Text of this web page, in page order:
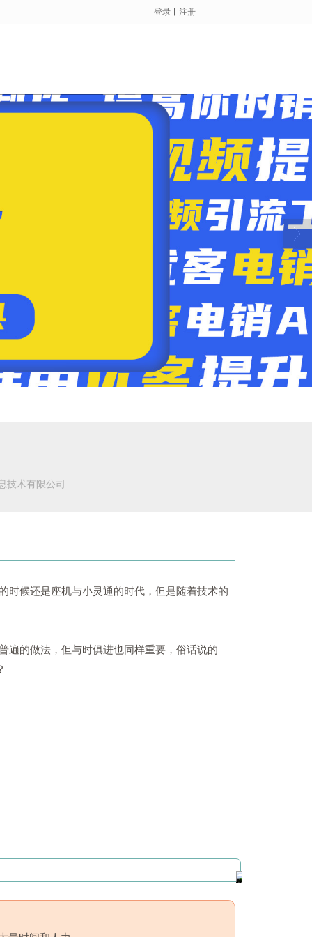
登录 注册
技术有限公司
时候还是座机与小灵通的时代，但是随着技术的
遍的做法，但与时俱进也同样重要，俗话说的